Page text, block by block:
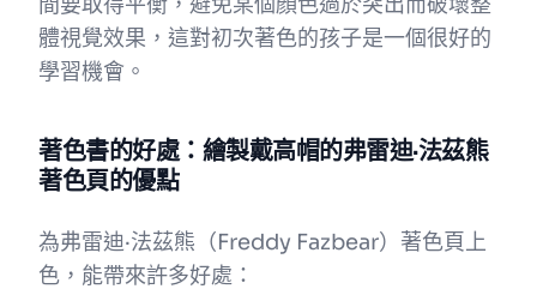
體視覺效果，這對初次著色的孩子是一個很好的
學習機會。
著色書的好處：繪製戴高帽的弗雷迪·法茲熊
著色頁的優點
為弗雷迪·法茲熊（Freddy Fazbear）著色頁上
色，能帶來許多好處：